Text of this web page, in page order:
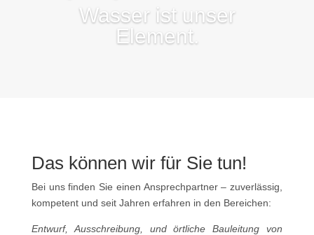
Wasser ist unser
Element.
Das können wir für Sie tun!
Bei uns finden Sie einen Ansprechpartner – zuverlässig,
kompetent und seit Jahren erfahren in den Bereichen:
Entwurf, Ausschreibung, und örtliche Bauleitung von